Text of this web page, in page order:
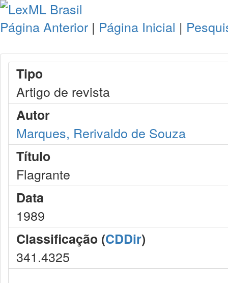
Página Anterior | Página Inicial |
Tipo
Artigo de revista
Autor
Marques, Rerivaldo de Souza
Título
Flagrante
Data
1989
Classificação (CDDir)
341.4325